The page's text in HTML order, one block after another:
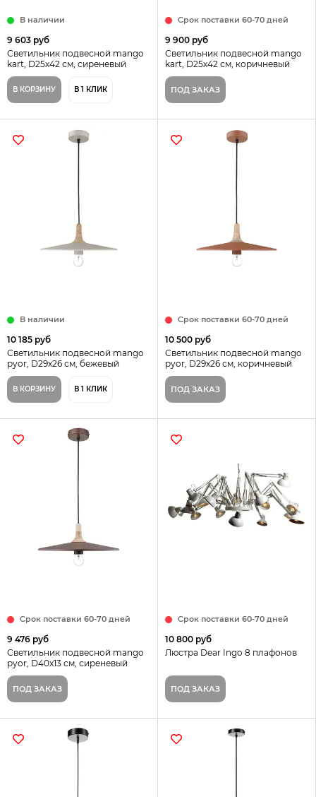
В наличии
9 603 руб
Светильник подвесной mango
kart, D25х42 см, сиреневый
В КОРЗИНУ В 1 КЛИК
Срок поставки 60-70 дней
9 900 руб
Светильник подвесной mango
kart, D25х42 см, коричневый
ПОД ЗАКАЗ
В наличии
10 185 руб
Светильник подвесной mango
pyor, D29х26 см, бежевый
В КОРЗИНУ В 1 КЛИК
Срок поставки 60-70 дней
10 500 руб
Светильник подвесной mango
pyor, D29х26 см, коричневый
ПОД ЗАКАЗ
Срок поставки 60-70 дней
9 476 руб
Светильник подвесной mango
pyor, D40х13 см, сиреневый
ПОД ЗАКАЗ
Срок поставки 60-70 дней
10 800 руб
Люстра Dear Ingo 8 плафонов
ПОД ЗАКАЗ